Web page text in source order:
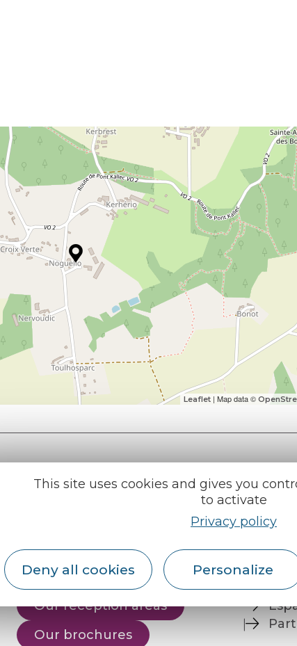
This site uses cookies and gives you
to activate
Privacy policy
Deny all cookies Personalize
Leaflet | Map data ©
Practical info
Our reception areas
Our brochures
Find us